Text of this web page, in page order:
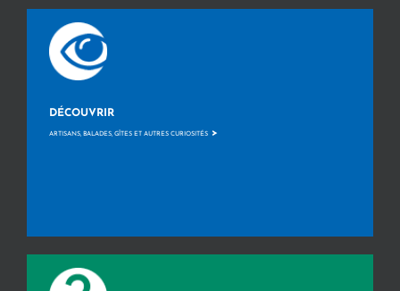
DÉCOUVRIR
ARTISANS, BALADES, GÎTES ET AUTRES CURIOSITÉS >